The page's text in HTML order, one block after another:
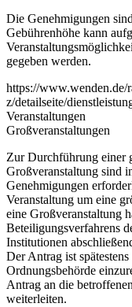
Die Genehmigungen
Gebührenhöhe kann
gegeben werden.
https://www.wenden.de/
z/detailseite/
Veranstaltungen
Großveranstaltungen
Zur Durchführung einer
Großveranstaltung sind
Genehmigungen
Veranstaltung um eine
eine Großveranstaltung
Beteiligungsverfahrens
Institutionen
Der Antrag ist
Ordnungsbehörde
Antrag an die
weiterleiten.